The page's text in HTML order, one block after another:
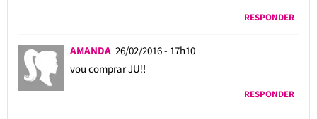
RESPONDER
AMANDA 26/02/2016 - 17h10
vou comprar JU!!
RESPONDER